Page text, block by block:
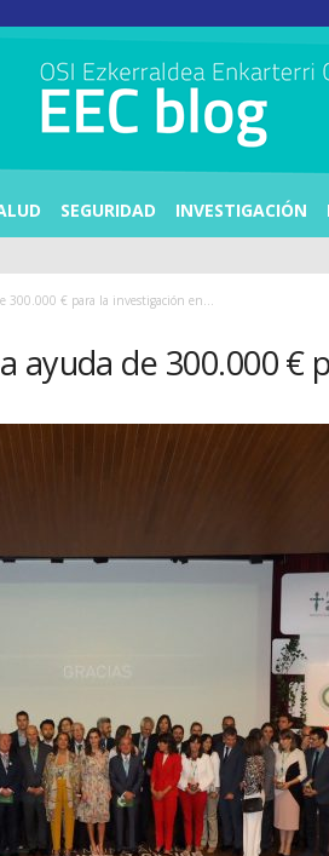
SEGURIDAD INVESTIGACIÓN
Biocruces obtiene una ayuda de 300.000 € para la investigación en...